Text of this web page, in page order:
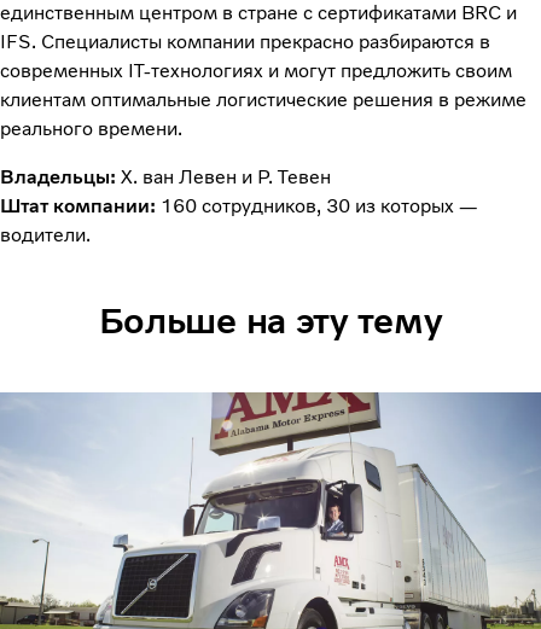
единственным центром в стране с сертификатами BRC и
IFS. Специалисты компании прекрасно разбираются в
современных IT-технологиях и могут предложить своим
клиентам оптимальные логистические решения в режиме
реального времени.
Владельцы: Х. ван Левен и Р. Тевен
Штат компании: 160 сотрудников, 30 из которых —
водители.
Больше на эту тему